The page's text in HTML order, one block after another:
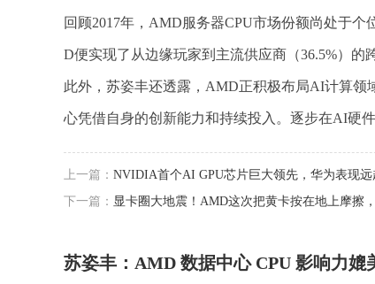
回顾2017年，AMD服务器CPU市场份额尚处于
D便实现了从边缘玩家到主流供应商（36.5%）的
此外，苏姿丰还透露，AMD正积极布局AI计算领
心凭借自身的创新能力和持续投入。逐步在AI硬
上一篇： NVIDIA首个AI GPU芯片巨大领先，华为表现
下一篇： 显卡圈大地震！AMD这次把黄卡按在地上摩擦
苏姿丰：AMD 数据中心 CPU 影响力